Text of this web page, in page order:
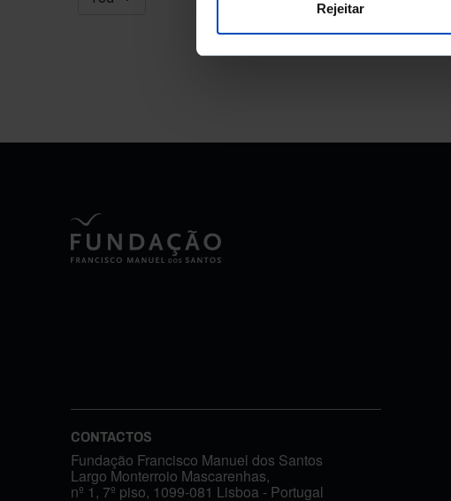
Rejeitar
CONTACTOS
Fundação Francisco Manuel dos Santos
Largo Monterroio Mascarenhas,
nº 1, 7º piso, 1099-081 Lisboa - Portugal